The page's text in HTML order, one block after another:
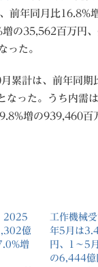
前年同月比16.8%
増の35,562百万円
った。
累計は、前年同期
なった。うち内需
増の939,460百
2025
億
増
工作機械
年5月は
円、1〜5
の6,444億